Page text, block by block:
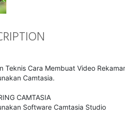
Teknis Cara Membuat Video
Camtasia.
CAMTASIA
Software Camtasia Studio